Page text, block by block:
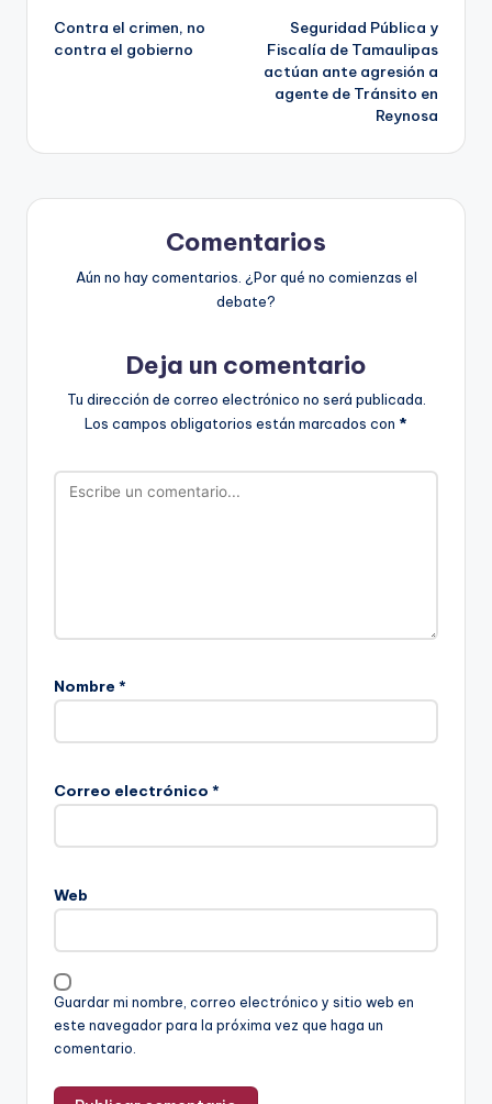
de
Contra el crimen, no
contra el gobierno
Seguridad Pública y
Fiscalía de Tamaulipas
actúan ante agresión a
agente de Tránsito en
Reynosa
Comentarios
Aún no hay comentarios. ¿Por qué no comienzas el
debate?
Deja un comentario
Tu dirección de correo electrónico no será publicada.
Los campos obligatorios están marcados con *
Nombre *
Correo electrónico *
Web
Guardar mi nombre, correo electrónico y sitio web en
este navegador para la próxima vez que haga un
comentario.